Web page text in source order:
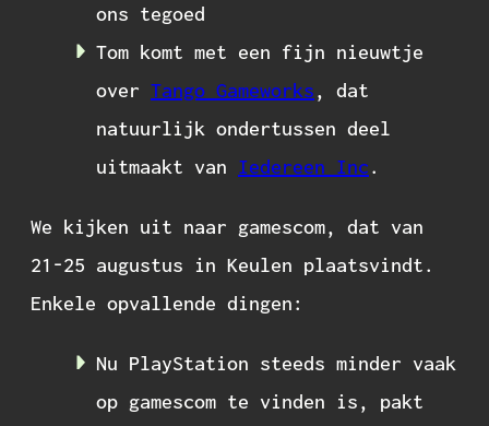
ons tegoed
Tom komt met een fijn nieuwtje
over Tango Gameworks, dat
natuurlijk ondertussen deel
uitmaakt van Iedereen Inc.
We kijken uit naar gamescom, dat van
21-25 augustus in Keulen plaatsvindt.
Enkele opvallende dingen:
Nu PlayStation steeds minder vaak
op gamescom te vinden is, pakt